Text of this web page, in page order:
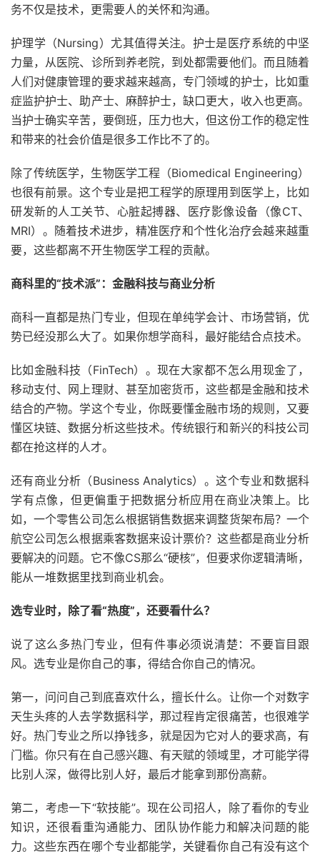
务不仅是技术，更需要人的关怀和沟通。
护理学（Nursing）尤其值得关注。护士是医疗系统的中坚
力量，从医院、诊所到养老院，到处都需要他们。而且随着
人们对健康管理的要求越来越高，专门领域的护士，比如重
症监护护士、助产士、麻醉护士，缺口更大，收入也更高。
当护士确实辛苦，要倒班，压力也大，但这份工作的稳定性
和带来的社会价值是很多工作比不了的。
除了传统医学，生物医学工程（Biomedical Engineering）
也很有前景。这个专业是把工程学的原理用到医学上，比如
研发新的人工关节、心脏起搏器、医疗影像设备（像CT、
MRI）。随着技术进步，精准医疗和个性化治疗会越来越重
要，这些都离不开生物医学工程的贡献。
商科里的“技术派”：金融科技与商业分析
商科一直都是热门专业，但现在单纯学会计、市场营销，优
势已经没那么大了。如果你想学商科，最好能结合点技术。
比如金融科技（FinTech）。现在大家都不怎么用现金了，
移动支付、网上理财、甚至加密货币，这些都是金融和技术
结合的产物。学这个专业，你既要懂金融市场的规则，又要
懂区块链、数据分析这些技术。传统银行和新兴的科技公司
都在抢这样的人才。
还有商业分析（Business Analytics）。这个专业和数据科
学有点像，但更偏重于把数据分析应用在商业决策上。比
如，一个零售公司怎么根据销售数据来调整货架布局？一个
航空公司怎么根据乘客数据来设计票价？这些都是商业分析
要解决的问题。它不像CS那么“硬核”，但要求你逻辑清晰，
能从一堆数据里找到商业机会。
选专业时，除了看“热度”，还要看什么？
说了这么多热门专业，但有件事必须说清楚：不要盲目跟
风。选专业是你自己的事，得结合你自己的情况。
第一，问问自己到底喜欢什么，擅长什么。让你一个对数字
天生头疼的人去学数据科学，那过程肯定很痛苦，也很难学
好。热门专业之所以挣钱多，就是因为它对人的要求高，有
门槛。你只有在自己感兴趣、有天赋的领域里，才可能学得
比别人深，做得比别人好，最后才能拿到那份高薪。
第二，考虑一下“软技能”。现在公司招人，除了看你的专业
知识，还很看重沟通能力、团队协作能力和解决问题的能
力。这些东西在哪个专业都能学，关键看你自己有没有这个